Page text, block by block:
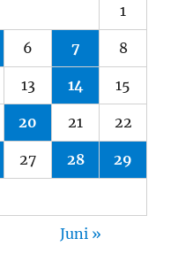
1
6 7 8
13 14 15
20 21 22
27 28 29
Juni »